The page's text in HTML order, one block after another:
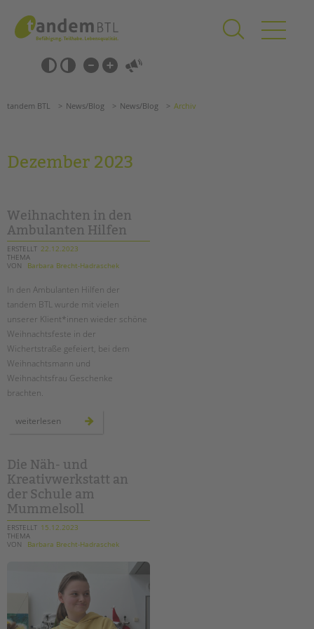
springen
Barrierefrei-
Einstellungen
überspringen
überspringen
Förderzentren
Kollegs
EFöB
Schulbezogene Sozialarbeit
HILFEN ZUR ERZIEHUNG
EINGLIEDERUNGSHILFE
BETREUTES WOHNEN
Zertfikatskurse
Seminarräume
STADTTEILARBEIT
PROFIL | LEITBILD
Bereiche im Überblick
Unsere Videos
Gesellschafter VdK
schoolcoach BTL
Suchen
tandem BTL News/Blog News/Blog Archiv
Dezember 2023
Weihnachten in den
Ambulanten Hilfen
ERSTELLT 22.12.2023
THEMA
VON
Barbara Brecht-Hadraschek
In den Ambulanten Hilfen der
tandem BTL wurde mit vielen
unserer Klient*innen wieder schöne
Weihnachtsfeste in der
Wichertstraße gefeiert, bei dem
Weihnachtsmann und
Weihnachtsfrau Geschenke
brachten.
weiterlesen weihnachten
Die Näh- und
Kreativwerkstatt an
der Schule am
Mummelsoll
ERSTELLT 15.12.2023
THEMA
VON
Barbara Brecht-Hadraschek